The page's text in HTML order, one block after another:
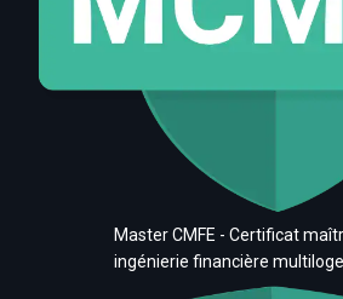
Master CMFE - Certificat
ingénierie financière